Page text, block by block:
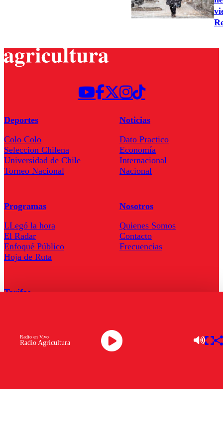
Radio Agricultura
Radio en Vivo
Deportes
Colo Colo
Seleccion Chilena
Universidad de Chile
Torneo Nacional
Noticias
Dato Practico
Economía
Internacional
Nacional
Programas
LLegó la hora
El Radar
Enfoqué Público
Hoja de Ruta
Nosotros
Quienes Somos
Contacto
Frecuencias
Tarifas
Descarga la APP